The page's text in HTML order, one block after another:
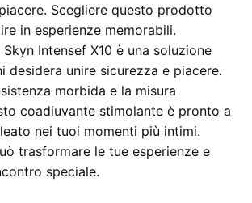
Scegliere questo prodotto
in esperienze memorabili.
Intensef X10 è una soluzione
desidera unire sicurezza e piacere.
morbida e la misura
coadiuvante stimolante è pronto a
nei tuoi momenti più intimi.
trasformare le tue esperienze e
speciale.